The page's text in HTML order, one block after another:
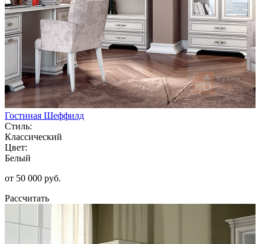
Гостиная Шеффилд
Стиль:
Классический
Цвет:
Белый
от 50 000 руб.
Рассчитать